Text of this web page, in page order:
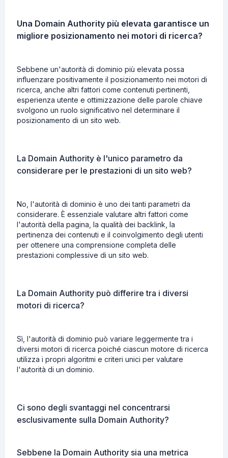
Una Domain Authority più elevata garantisce un
migliore posizionamento nei motori di ricerca?
Sebbene un'autorità di dominio più elevata possa
influenzare positivamente il posizionamento nei motori di
ricerca, anche altri fattori come contenuti pertinenti,
esperienza utente e ottimizzazione delle parole chiave
svolgono un ruolo significativo nel determinare il
posizionamento di un sito web.
La Domain Authority è l'unico parametro da
considerare per le prestazioni di un sito web?
No, l'autorità di dominio è uno dei tanti parametri da
considerare. È essenziale valutare altri fattori come
l'autorità della pagina, la qualità dei backlink, la
pertinenza dei contenuti e il coinvolgimento degli utenti
per ottenere una comprensione completa delle
prestazioni complessive di un sito web.
La Domain Authority può differire tra i diversi
motori di ricerca?
Sì, l'autorità di dominio può variare leggermente tra i
diversi motori di ricerca poiché ciascun motore di ricerca
utilizza i propri algoritmi e criteri unici per valutare
l'autorità di un dominio.
Ci sono degli svantaggi nel concentrarsi
esclusivamente sulla Domain Authority?
Sebbene la Domain Authority sia una metrica